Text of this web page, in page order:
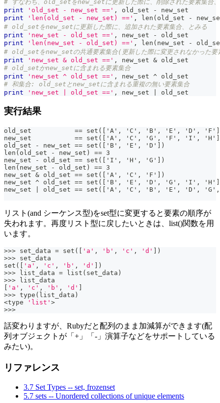
# すなわち、old_setをnew_setに更新した際に、削除された要素集合
print
'old_set - new_set ==' , old_set -
new_set
print
'len(old_set - new_set) ==' , len ( old_set -
# old_setをnew_setに更新した際に、追加された要素集合、とみる
print
'new_set - old_set ==' , new_set -
old_set
print
'len(new_set - old_set) ==' , len ( new_set -
# old_setをnew_setの共通要素集合(更新した際に変更されなかった要
print
'new_set & old_set ==' , new_set & old_set
# old_setかnew_setに含まれる要素集合
print
'new_set ^ old_set ==' , new_set ^ old_set
# 和集合: old_setとnew_setに含まれる重複の無い要素集合
print
'new_set | old_set ==' , new_set old_set
実行結果
old_set           == set(['A', 'C', 'B', 'E', 'D',
new_set           == set(['A', 'C', 'G', 'F', 'I',
old_set - new_set == set(['B', 'E', 'D'])
len(old_set - new_set) == 3
new_set - old_set == set(['I', 'H', 'G'])
len(new_set - old_set) == 3
new_set & old_set == set(['A', 'C', 'F'])
new_set ^ old_set == set(['B', 'E', 'D', 'G', 'I',
new_set | old_set == set(['A', 'C', 'B', 'E', 'D',
リスト(and シーケンス型)をset型に変更すると要素の順序が
失われます。再度リスト型に戻したいときは、list()関数を用
います。
>>> set_data = set ( 'a' , 'b' , 'c' , 'd'
)
>>> set_data
set ( 'a' , 'c' , 'b' , 'd'
)
>>> list_data = list ( set_data )
>>> list_data
'a' , 'c' , 'b' , 'd'
>>> type ( list_data )
<type 'list' >
>>>
話変わりますが、Rubyだと配列のまま加減算ができます(配
列オブジェクトが「+」「-」演算子などをサポートしている
みたい)。
リファレンス
3.7 Set Types -- set, frozenset
5.7 sets -- Unordered collections of unique elements